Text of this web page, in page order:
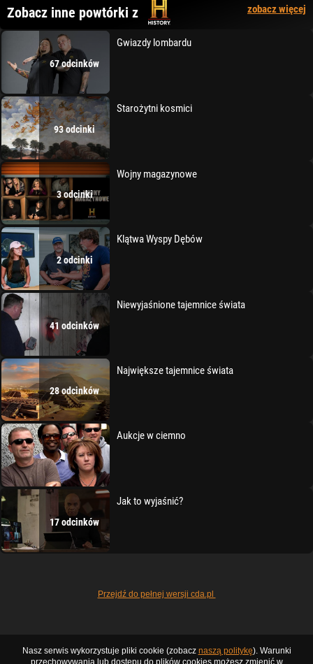
Zobacz inne powtórki z zobacz więcej
67 odcinków
Gwiazdy lombardu
93 odcinki
Starożytni kosmici
3 odcinki
Wojny magazynowe
2 odcinki
Klątwa Wyspy Dębów
41 odcinków
Niewyjaśnione tajemnice świata
28 odcinków
Największe tajemnice świata
Aukcje w ciemno
17 odcinków
Jak to wyjaśnić?
Przejdź do pełnej wersji cda.pl
Nasz serwis wykorzystuje pliki cookie (zobacz naszą politykę). Warunki
przechowywania lub dostępu do plików cookies możesz zmienić w